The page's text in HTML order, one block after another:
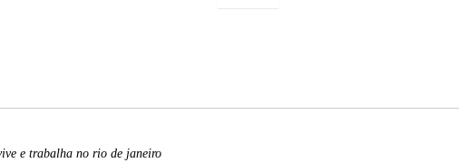
e trabalha no rio de janeiro